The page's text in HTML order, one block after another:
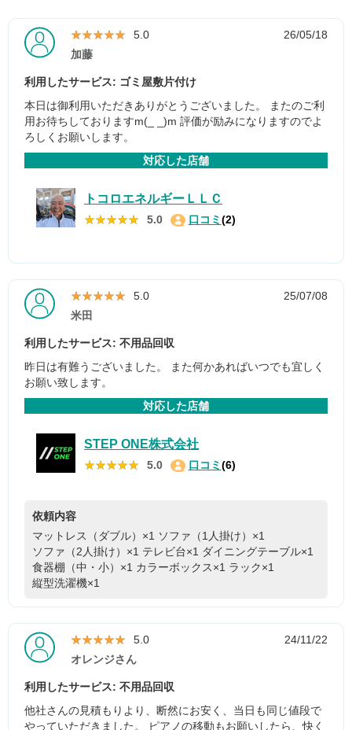
★★★★★
★★★★★ 5.0
26/05/18
加藤
利用したサービス: ゴミ屋敷片付け
本日は御利用いただきありがとうございました。 またのご利
用お待ちしておりますm(_ _)m 評価が励みになりますのでよ
ろしくお願いします。
対応した店舗
トコロエネルギーＬＬＣ
★★★★★
★★★★★ 5.0 口コミ (2)
★★★★★
★★★★★ 5.0
25/07/08
米田
利用したサービス: 不用品回収
昨日は有難うございました。 また何かあればいつでも宜しく
お願い致します。
対応した店舗
STEP ONE株式会社
★★★★★
★★★★★ 5.0 口コミ (6)
依頼内容
マットレス（ダブル）×1 ソファ（1人掛け）×1
ソファ（2人掛け）×1 テレビ台×1 ダイニングテーブル×1
食器棚（中・小）×1 カラーボックス×1 ラック×1
縦型洗濯機×1
★★★★★
★★★★★ 5.0
24/11/22
オレンジさん
利用したサービス: 不用品回収
他社さんの見積もりより、断然にお安く、当日も同じ値段で
やっていただきました。 ピアノの移動もお願いしたら、快く